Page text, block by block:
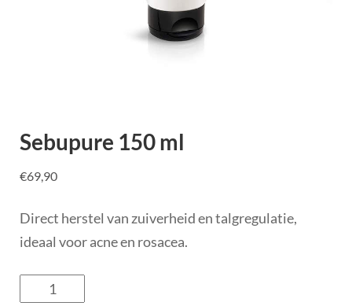
Sebupure 150 ml
€69,90
Direct herstel van zuiverheid en talgregulatie,
ideaal voor acne en rosacea.